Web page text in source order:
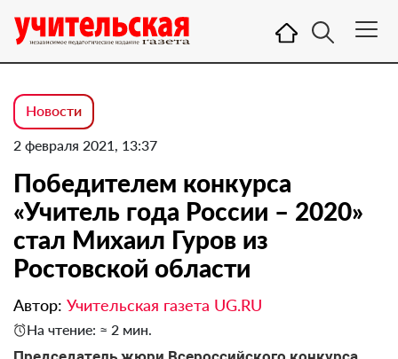
Новости
2 февраля 2021, 13:37
Победителем конкурса
«Учитель года России – 2020»
стал Михаил Гуров из
Ростовской области
Автор: Учительская газета UG.RU
На чтение: ≈ 2 мин.